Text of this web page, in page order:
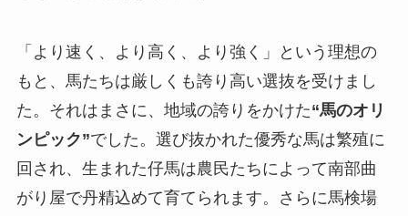
「より速く、より高く、より強く」という理想の
もと、馬たちは厳しくも誇り高い選抜を受けまし
た。それはまさに、地域の誇りをかけた“馬のオリ
ンピック”でした。選び抜かれた優秀な馬は繁殖に
回され、生まれた仔馬は農民たちによって南部曲
がり屋で丹精込めて育てられます。さらに馬検場